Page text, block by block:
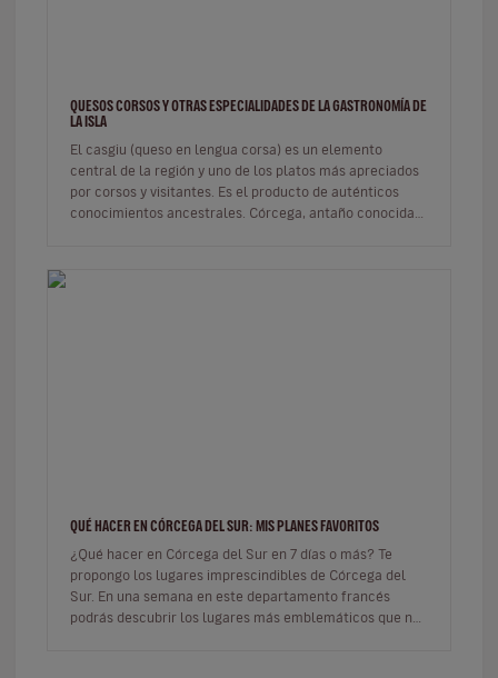
QUESOS CORSOS Y OTRAS ESPECIALIDADES DE LA GASTRONOMÍA DE
LA ISLA
El casgiu (queso en lengua corsa) es un elemento
central de la región y uno de los platos más apreciados
por corsos y visitantes. Es el producto de auténticos
conocimientos ancestrales. Córcega, antaño conocida
QUÉ HACER EN CÓRCEGA DEL SUR: MIS PLANES FAVORITOS
¿Qué hacer en Córcega del Sur en 7 días o más? Te
propongo los lugares imprescindibles de Córcega del
Sur. En una semana en este departamento francés
podrás descubrir los lugares más emblemáticos que no